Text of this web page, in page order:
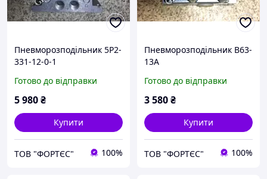
Пневморозподільник 5Р2-
331-12-0-1
Готово до відправки
5 980₴
Купити
ТОВ "ФОРТЄС" 100%
Пневморозподільник В63-
13А
Готово до відправки
3 580₴
Купити
ТОВ "ФОРТЄС" 100%